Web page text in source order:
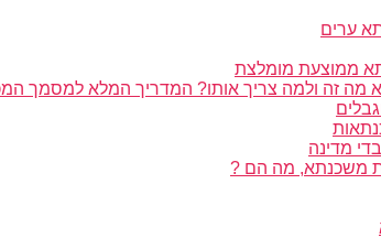
ערים
ממוצעת מומלצת
זה ולמה צריך אותו? המדריך המלא למסמך
מדינה
משכנתא, מה הם ?